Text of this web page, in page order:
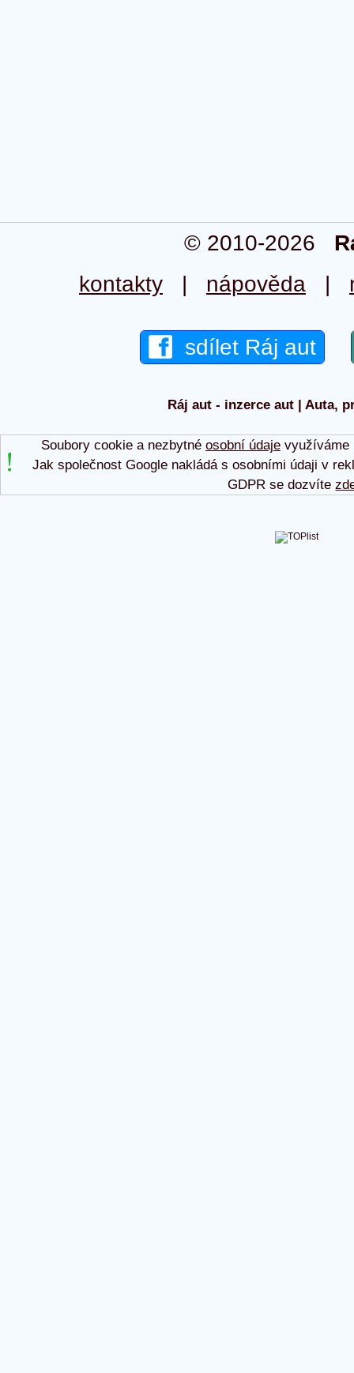
© 2010-2026
kontakty | nápověda |
sdílet Ráj aut
Ráj aut - inzerce aut | Auta,
Soubory cookie a nezbytné osobní údajevyužíváme
Jak společnost Google nakládá s osobními údaji v
GDPR se dozvíte